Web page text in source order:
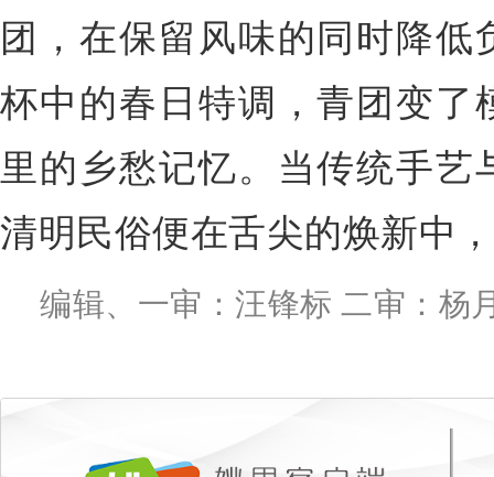
团，在保留风味的同时降
杯中的春日特调，青团变了
里的乡愁记忆。当传统手
清明民俗便在舌尖的焕新中
编辑、一审：汪锋标 二审：杨